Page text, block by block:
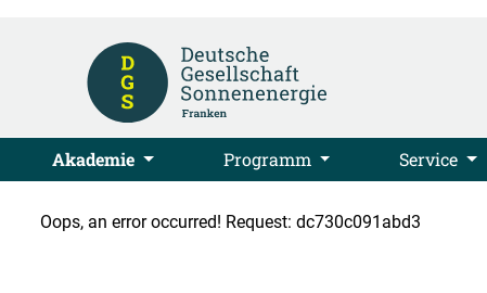
Akademie Programm Service
Oops, an error occurred! Request: dc730c091abd3